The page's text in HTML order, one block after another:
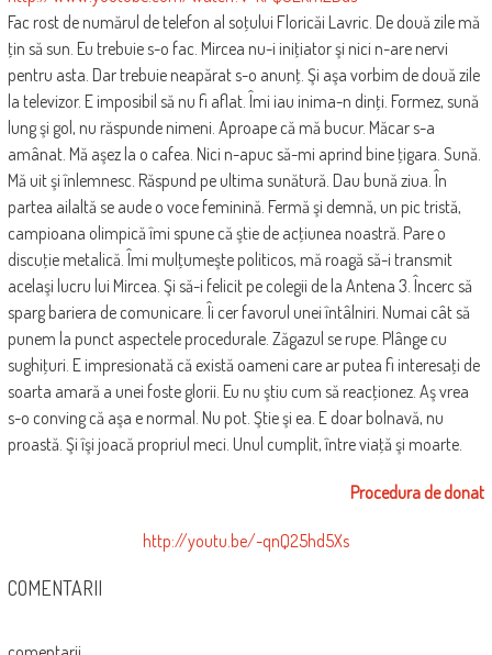
Fac rost de numărul de telefon al soţului Floricăi Lavric. De două zile mă
ţin să sun. Eu trebuie s-o fac. Mircea nu-i iniţiator şi nici n-are nervi
pentru asta. Dar trebuie neapărat s-o anunţ. Şi aşa vorbim de două zile
la televizor. E imposibil să nu fi aflat. Îmi iau inima-n dinţi. Formez, sună
lung şi gol, nu răspunde nimeni. Aproape că mă bucur. Măcar s-a
amânat. Mă aşez la o cafea. Nici n-apuc să-mi aprind bine ţigara. Sună.
Mă uit şi înlemnesc. Răspund pe ultima sunătură. Dau bună ziua. În
partea ailaltă se aude o voce feminină. Fermă şi demnă, un pic tristă,
campioana olimpică îmi spune că ştie de acţiunea noastră. Pare o
discuţie metalică. Îmi mulţumeşte politicos, mă roagă să-i transmit
acelaşi lucru lui Mircea. Şi să-i felicit pe colegii de la Antena 3. Încerc să
sparg bariera de comunicare. Îi cer favorul unei întâlniri. Numai cât să
punem la punct aspectele procedurale. Zăgazul se rupe. Plânge cu
sughiţuri. E impresionată că există oameni care ar putea fi interesaţi de
soarta amară a unei foste glorii. Eu nu ştiu cum să reacţionez. Aş vrea
s-o conving că aşa e normal. Nu pot. Ştie şi ea. E doar bolnavă, nu
proastă. Şi îşi joacă propriul meci. Unul cumplit, între viaţă şi moarte.
Procedura de donat
http://youtu.be/-qnQ25hd5Xs
COMENTARII